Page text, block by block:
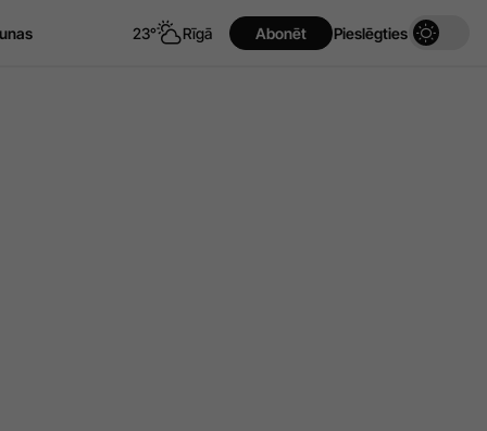
23° Rīgā Abonēt Pieslēgties